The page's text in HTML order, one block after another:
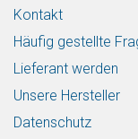
Kontakt
Häufig gestellte
Lieferant werden
Unsere Hersteller
Datenschutz